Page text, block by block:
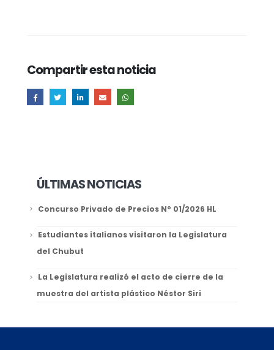
Compartir esta noticia
ÚLTIMAS NOTICIAS
Concurso Privado de Precios Nº 01/2026 HL
Estudiantes italianos visitaron la Legislatura
del Chubut
La Legislatura realizó el acto de cierre de la
muestra del artista plástico Néstor Siri